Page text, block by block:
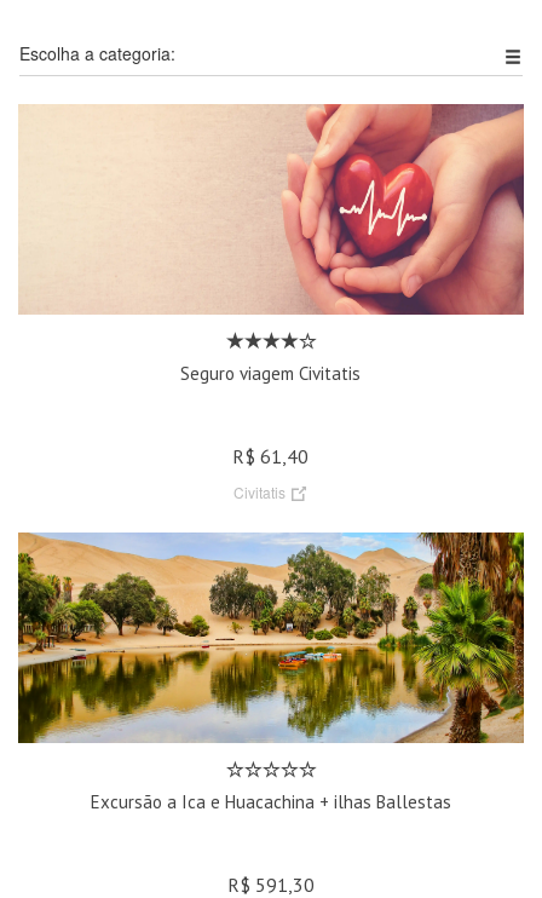
Escolha a categoria:
Seguro viagem Civitatis
R$ 61,40
Civitatis
Excursão a Ica e Huacachina + ilhas Ballestas
R$ 591,30